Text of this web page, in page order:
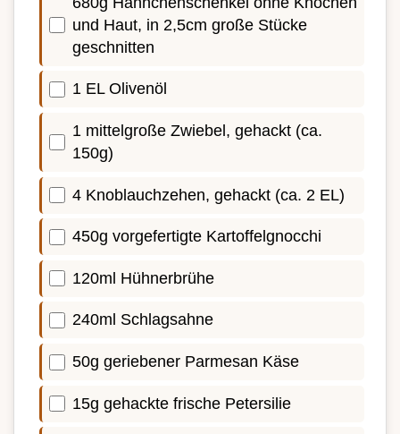
und Haut, in 2,5cm große Stücke
geschnitten
1 EL Olivenöl
1 mittelgroße Zwiebel, gehackt (ca.
150g)
4 Knoblauchzehen, gehackt (ca. 2 EL)
450g vorgefertigte Kartoffelgnocchi
120ml Hühnerbrühe
240ml Schlagsahne
50g geriebener Parmesan Käse
15g gehackte frische Petersilie